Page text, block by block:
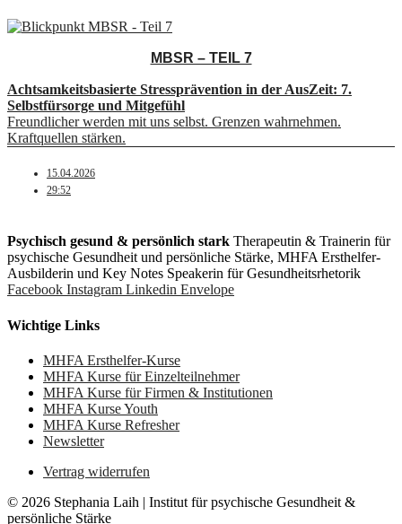
MBSR – TEIL 7
Achtsamkeitsbasierte Stressprävention in der AusZeit: 7.
Selbstfürsorge und Mitgefühl
Freundlicher werden mit uns selbst. Grenzen wahrnehmen.
Kraftquellen stärken.
15.04.2026
29:52
Psychisch gesund & persönlich stark Therapeutin & Trainerin für
psychische Gesundheit und persönliche Stärke, MHFA Ersthelfer-
Aus­bild­er­in und Key Notes Speakerin für Gesundheits­rhetorik
Facebook Instagram Linkedin Envelope
Wichtige Links
MHFA Ersthelfer-Kurse
MHFA Kurse für Einzelteilnehmer
MHFA Kurse für Firmen & Institutionen
MHFA Kurse Youth
MHFA Kurse Refresher
Newsletter
Vertrag widerrufen
© 2026 Stephania Laih | Institut für psychische Gesundheit &
persönliche Stärke